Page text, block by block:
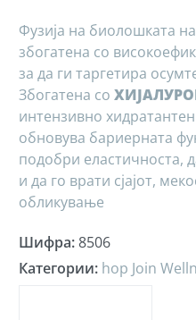
Фузија на биолошката
збогатена со
за да ги таргетира
Збогатена со
интензивно хидратантен
обновува бариерната
подобри еластичноста,
и да го врати сјајот,
обликување
Шифра:8506
Категории: hop Join